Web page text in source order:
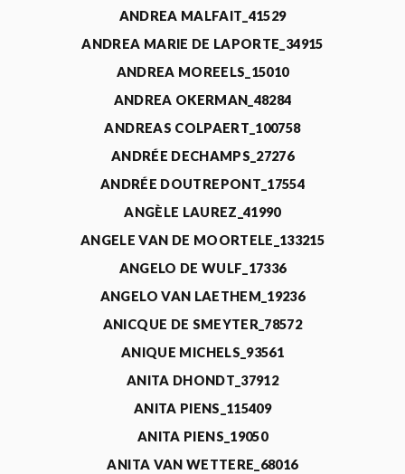
ANDREA MALFAIT_41529
ANDREA MARIE DE LAPORTE_34915
ANDREA MOREELS_15010
ANDREA OKERMAN_48284
ANDREAS COLPAERT_100758
ANDRÉE DECHAMPS_27276
ANDRÉE DOUTREPONT_17554
ANGÈLE LAUREZ_41990
ANGELE VAN DE MOORTELE_133215
ANGELO DE WULF_17336
ANGELO VAN LAETHEM_19236
ANICQUE DE SMEYTER_78572
ANIQUE MICHELS_93561
ANITA DHONDT_37912
ANITA PIENS_115409
ANITA PIENS_19050
ANITA VAN WETTERE_68016